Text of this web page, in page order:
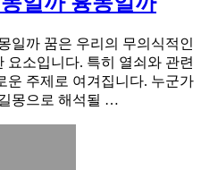
일까 꿈은 우리의 무의식적인
소입니다. 특히 열쇠와 관련
운 주제로 여겨집니다. 누군가
몽으로 해석될 …